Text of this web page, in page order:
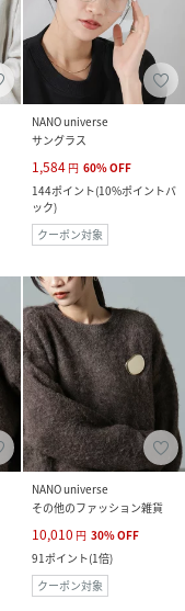
NANO universe
サングラス
1,584 円 60%OFF
144ポイント(10%ポイントバ
ック)
クーポン対象
NANO universe
その他のファッション雑貨
10,010 円 30%OFF
91ポイント(1倍)
クーポン対象